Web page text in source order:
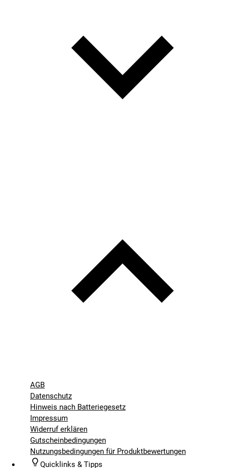
AGB
Datenschutz
Hinweis nach Batteriegesetz
Impressum
Widerruf erklären
Gutscheinbedingungen
Nutzungsbedingungen für Produktbewertungen
Quicklinks & Tipps